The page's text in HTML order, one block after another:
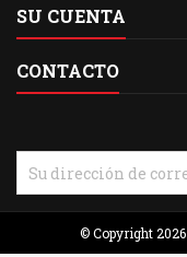
SU CUENTA
CONTACTO
© Copyright